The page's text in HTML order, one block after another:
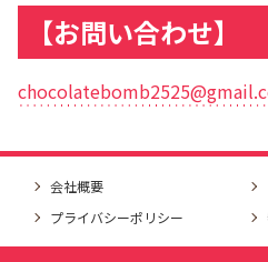
【お問い合わせ】
会社概要
プライバシーポリシー